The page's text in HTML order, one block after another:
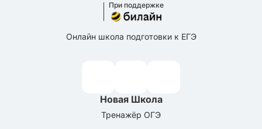
При поддержке
Онлайн школа подготовки к ЕГЭ
Новая Школа
Тренажёр ОГЭ